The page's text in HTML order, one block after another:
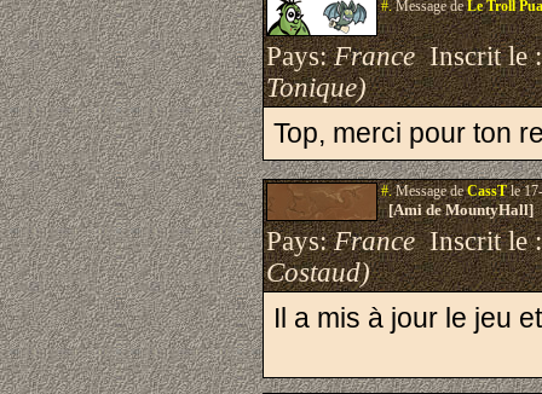
#.Message deLe Troll
Pays:FranceInscrit le
Tonique)
Top, merci pour ton
#.Message deCassTle
[Ami de MountyHall]
Pays:FranceInscrit le
Costaud)
Il a mis à jour le jeu